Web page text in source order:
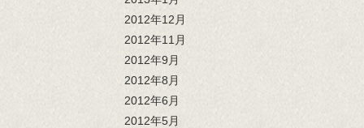
2012年12月
2012年11月
2012年9月
2012年8月
2012年6月
2012年5月